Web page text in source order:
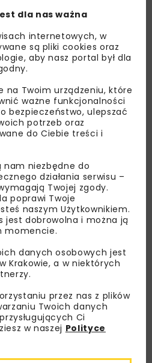
więcej?
aby otrzymywać od
branżowe,
atrakcyjne oferty i
Polityką Prywatnościi
zgodę na otrzymywanie na
e-mail korespondencji
ZAPISZ MNIE
dla nas ważna
internetowych, w
są pliki cookies oraz
aby nasz portal był dla
na Twoim urządzeniu, które
ważne funkcjonalności
bezpieczeństwo, ulepszać
potrzeb oraz
do Ciebie treści i
nam niezbędne do
działania serwisu –
Twojej zgody.
poprawi Twoje
naszym Użytkownikiem.
jest dobrowolna i można ją
momencie.
danych osobowych jest
Krakowie, a w niektórych
przez nas z plików
Twoich danych
Ci
w naszej Polityce